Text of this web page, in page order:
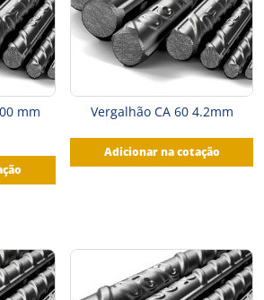
mm
Vergalhão CA 60 4.2mm
Adicionar na cotação